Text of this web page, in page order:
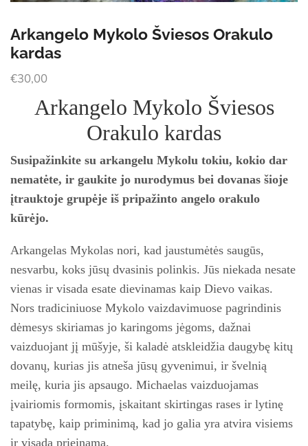
Arkangelo Mykolo Šviesos Orakulo
kardas
€30,00
Arkangelo Mykolo Šviesos
Orakulo kardas
Susipažinkite su arkangelu Mykolu tokiu, kokio dar
nematėte, ir gaukite jo nurodymus bei dovanas šioje
įtrauktoje grupėje iš pripažinto angelo orakulo
kūrėjo.
Arkangelas Mykolas nori, kad jaustumėtės saugūs,
nesvarbu, koks jūsų dvasinis polinkis. Jūs niekada nesate
vienas ir visada esate dievinamas kaip Dievo vaikas.
Nors tradiciniuose Mykolo vaizdavimuose pagrindinis
dėmesys skiriamas jo karingoms jėgoms, dažnai
vaizduojant jį mūšyje, ši kaladė atskleidžia daugybę kitų
dovanų, kurias jis atneša jūsų gyvenimui, ir švelnią
meilę, kuria jis apsaugo. Michaelas vaizduojamas
įvairiomis formomis, įskaitant skirtingas rases ir lytinę
tapatybę, kaip priminimą, kad jo galia yra atvira visiems
ir visada prieinama.